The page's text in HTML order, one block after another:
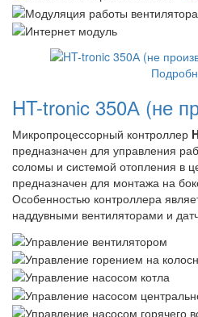
HT-tronic 350А (не
Микропроцессорный контроллер
предназначен для управления
соломы и системой отопления в
предназначен для монтажа на
Особенностью контроллера
наддувными вентиляторами и